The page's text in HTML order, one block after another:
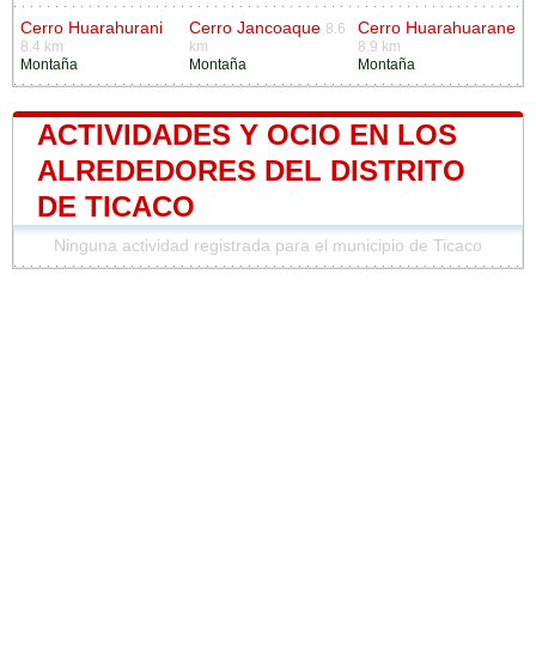
Cerro Huarahurani
8.4 km
Montaña
Cerro Jancoaque 8.6
km
Montaña
Cerro Huarahuarane
8.9 km
Montaña
ACTIVIDADES Y OCIO EN LOS
ALREDEDORES DEL DISTRITO
DE TICACO
Ninguna actividad registrada para el municipio de Ticaco